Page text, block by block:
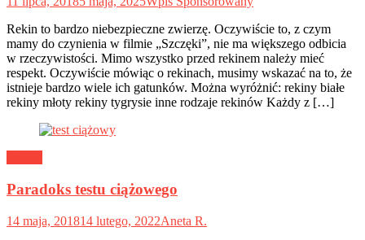
Rekin to bardzo niebezpieczne zwierzę. Oczywiście to, z czym
mamy do czynienia w filmie „Szczęki”, nie ma większego odbicia
w rzeczywistości. Mimo wszystko przed rekinem należy mieć
respekt. Oczywiście mówiąc o rekinach, musimy wskazać na to, że
istnieje bardzo wiele ich gatunków. Można wyróżnić: rekiny białe
rekiny młoty rekiny tygrysie inne rodzaje rekinów Każdy z […]
Paradoks testu ciążowego
14 maja, 201814 lutego, 2022Aneta R.